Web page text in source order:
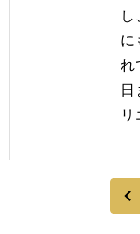
に
れ
日
リ
前